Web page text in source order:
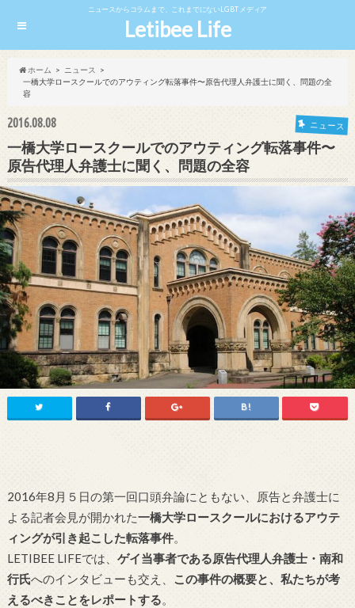
ニュースからコラムまで、これまでにないLGBTメディア
Letibee Life
ホーム
ニュース
一橋大学ロースクールでのアウティング転落事件〜原告代理人弁護士に聞く、問題の全
容
2016.08.08 ニュース
一橋大学ロースクールでのアウティング転落事件〜
原告代理人弁護士に聞く、問題の全容
2016年8月５日の第一回口頭弁論にともない、原告と弁護士に
よる記者会見が開かれた一橋大学ロースクールにおけるアウテ
ィングが引き起こした転落事件。
LETIBEE LIFEでは、 ゲイ当事者である原告代理人弁護士・南和
行氏へのインタビューも交え、 この事件の概要と、私たちが考
えるべきことをレポートする。